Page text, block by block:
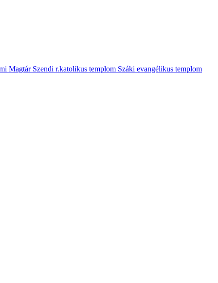
Magtár Szendi r.katolikus templom Száki evangélikus templom